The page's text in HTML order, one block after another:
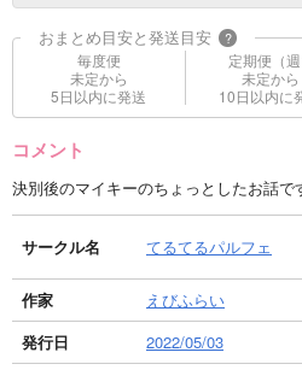
おまとめ目安と発送目安 ?
毎度便
未定から
5日以内に発送
定期便（
未定から
10日以内に
コメント
決別後のマイキーのちょっとしたお話で
サークル名 てるてるパルフェ
作家
えびふらい
発行日
2022/05/03